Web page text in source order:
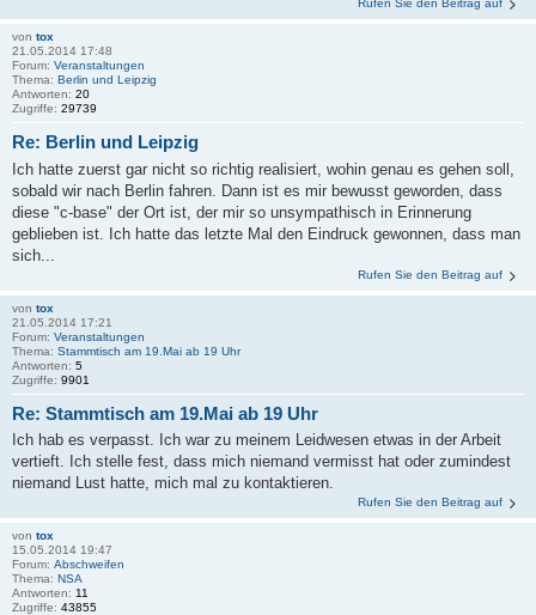
Rufen Sie den Beitrag auf
von tox
21.05.2014 17:48
Forum: Veranstaltungen
Thema: Berlin und Leipzig
Antworten: 20
Zugriffe: 29739
Re: Berlin und Leipzig
Ich hatte zuerst gar nicht so richtig realisiert, wohin genau es gehen soll,
sobald wir nach Berlin fahren. Dann ist es mir bewusst geworden, dass
diese "c-base" der Ort ist, der mir so unsympathisch in Erinnerung
geblieben ist. Ich hatte das letzte Mal den Eindruck gewonnen, dass man
sich...
Rufen Sie den Beitrag auf
von tox
21.05.2014 17:21
Forum: Veranstaltungen
Thema: Stammtisch am 19.Mai ab 19 Uhr
Antworten: 5
Zugriffe: 9901
Re: Stammtisch am 19.Mai ab 19 Uhr
Ich hab es verpasst. Ich war zu meinem Leidwesen etwas in der Arbeit
vertieft. Ich stelle fest, dass mich niemand vermisst hat oder zumindest
niemand Lust hatte, mich mal zu kontaktieren.
Rufen Sie den Beitrag auf
von tox
15.05.2014 19:47
Forum: Abschweifen
Thema: NSA
Antworten: 11
Zugriffe: 43855